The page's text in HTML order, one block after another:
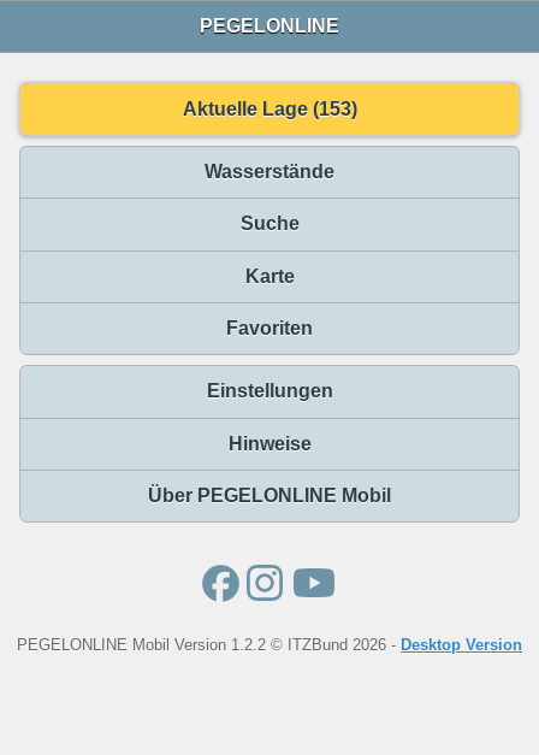
PEGELONLINE
Aktuelle Lage (153)
Wasserstände
Suche
Karte
Favoriten
Einstellungen
Hinweise
Über PEGELONLINE Mobil
PEGELONLINE Mobil Version 1.2.2 © ITZBund 2026 - Desktop Version